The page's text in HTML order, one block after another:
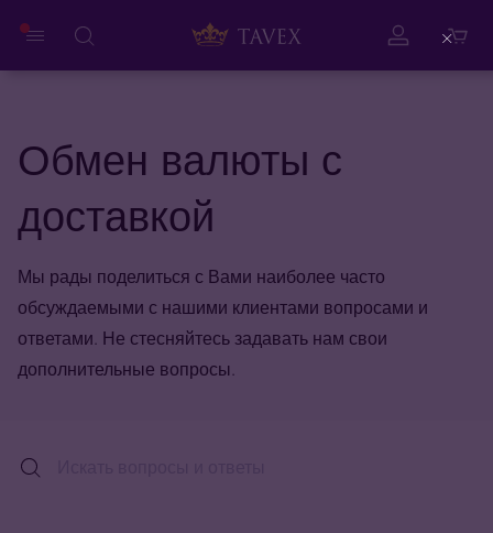
Обмен валюты с
доставкой
Мы рады поделиться с Вами наиболее часто
обсуждаемыми с нашими клиентами вопросами и
ответами. Не стесняйтесь задавать нам свои
дополнительные вопросы.
Close